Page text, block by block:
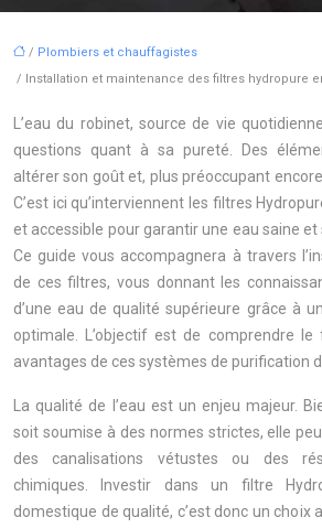
/ Plombiers et chauffagistes
/ Installation et maintenance des filtres hydropure
L’eau du robinet, source de vie
questions quant à sa pureté. Des
altérer son goût et, plus préoccupant
C’est ici qu’interviennent les filtres
et accessible pour garantir une eau saine et
Ce guide vous accompagnera à travers
de ces filtres, vous donnant les
d’une eau de qualité supérieure grâce à
optimale. L’objectif est de comprendre
avantages de ces systèmes de purification
La qualité de l’eau est un enjeu majeur.
soit soumise à des normes strictes, elle
des canalisations vétustes ou des
chimiques. Investir dans un filtre
domestique de qualité, c’est donc un choix